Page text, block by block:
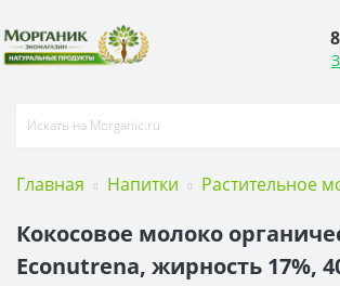
Главная Напитки Растительное
Кокосовое молоко
Econutrena, жирность 17%,